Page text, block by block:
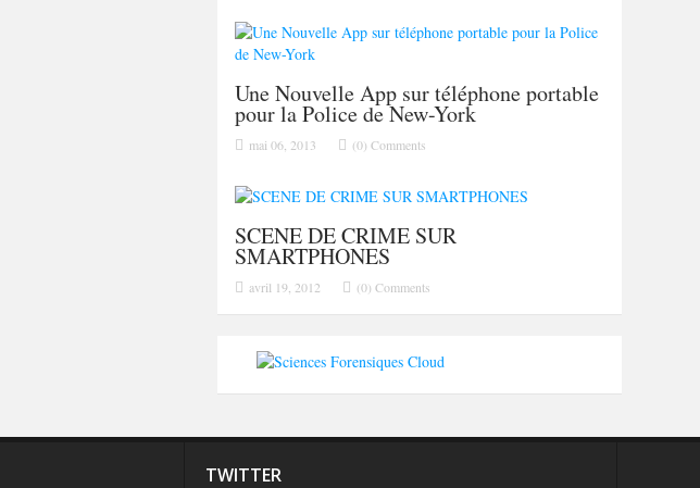
Une Nouvelle App sur téléphone portable
pour la Police de New-York
mai 06, 2013 (0) Comments
SCENE DE CRIME SUR
SMARTPHONES
avril 19, 2012 (0) Comments
TWITTER